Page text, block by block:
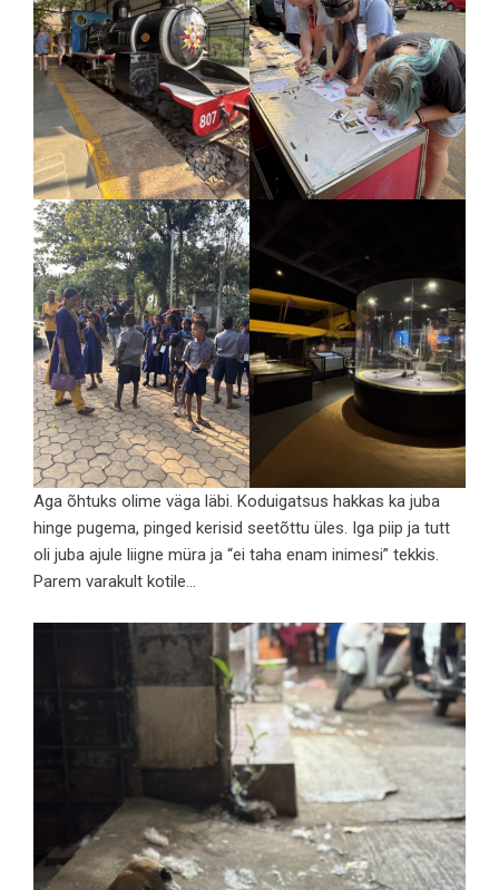
Aga õhtuks olime väga läbi. Koduigatsus hakkas ka juba
hinge pugema, pinged kerisid seetõttu üles. Iga piip ja tutt
oli juba ajule liigne müra ja “ei taha enam inimesi” tekkis.
Parem varakult kotile…